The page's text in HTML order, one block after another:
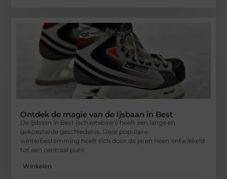
Ontdek de magie van de Ijsbaan in Best
De ijsbaan in Best (schaatsbaan) heeft een lange en
gekoesterde geschiedenis. Deze populaire
winterbestemming heeft zich door de jaren heen ontwikkeld
tot een centraal punt
Winkelen